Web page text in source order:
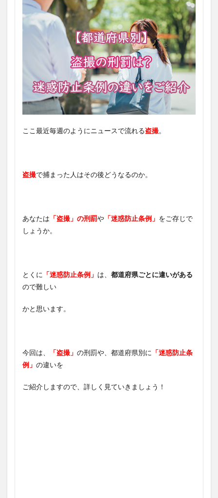
ここ最近毎週のようにニュースで流れる盗撮。
盗撮で捕まった人はその後どうなるのか。
あなたは 「盗撮」の刑罰や 「迷惑防止条例」 をご存じで
しょうか。
とくに 「迷惑防止条例」 は、 都道府県ごとに違いがある
ので難しい
かと思います。
今回は、 「盗撮」 の刑罰や、都道府県別に 「迷惑防止条
例」 の違いを
ご紹介しますので、詳しく見ていきましょう！